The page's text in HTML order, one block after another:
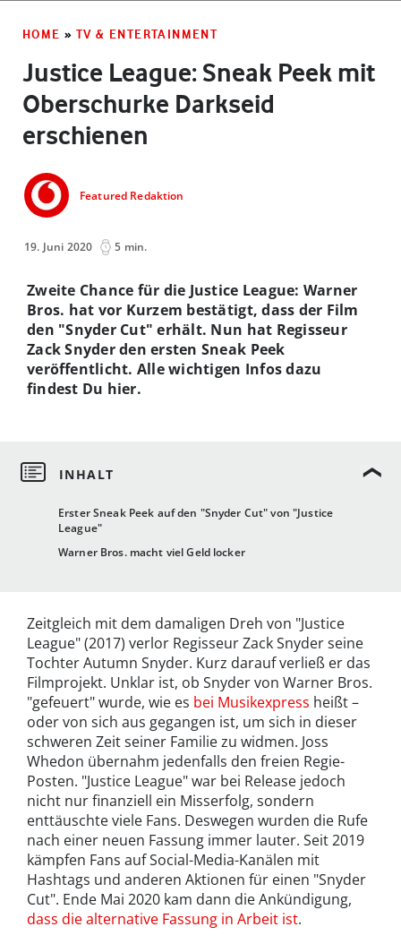
HOME » TV & ENTERTAINMENT
Justice League: Sneak Peek mit
Oberschurke Darkseid
erschienen
Featured Redaktion
19. Juni 2020 5 min.
Erster Sneak Peek auf den "Snyder Cut" von "Justice
League"
Warner Bros. macht viel Geld locker
Zweite Chance für die Justice League: Warner
Bros. hat vor Kurzem bestätigt, dass der Film
den "Snyder Cut" erhält. Nun hat Regisseur
Zack Snyder den ersten Sneak Peek
veröffentlicht. Alle wichtigen Infos dazu
findest Du hier.
Zeitgleich mit dem damaligen Dreh von "Justice
League" (2017) verlor Regisseur Zack Snyder seine
Tochter Autumn Snyder. Kurz darauf verließ er das
Filmprojekt. Unklar ist, ob Snyder von Warner Bros.
"gefeuert" wurde, wie es bei Musikexpress heißt –
oder von sich aus gegangen ist, um sich in dieser
schweren Zeit seiner Familie zu widmen. Joss
Whedon übernahm jedenfalls den freien Regie-
Posten. "Justice League" war bei Release jedoch
nicht nur finanziell ein Misserfolg, sondern
enttäuschte viele Fans. Deswegen wurden die Rufe
nach einer neuen Fassung immer lauter. Seit 2019
kämpfen Fans auf Social-Media-Kanälen mit
Hashtags und anderen Aktionen für einen "Snyder
Cut". Ende Mai 2020 kam dann die Ankündigung,
dass die alternative Fassung in Arbeit ist.